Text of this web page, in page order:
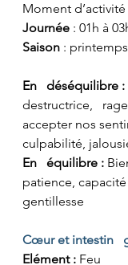
Moment
Journée : 01h à
Saison : printemps
En   déséquilibre :
destructrice,
accepter nos
culpabilité,
En   équilibre :
patience,
gentillesse
Cœur et intestin
Elément : Feu